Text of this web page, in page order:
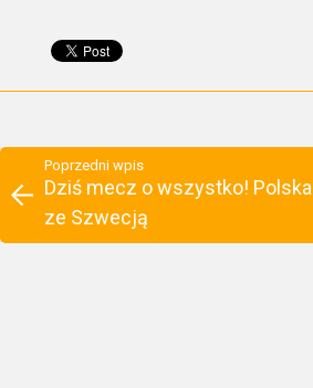
Poprzedni wpis
Dziś mecz o wszystko!
ze Szwecją